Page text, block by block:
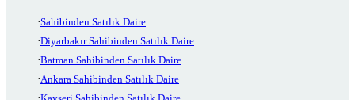
Sahibinden Satılık Daire
Diyarbakır Sahibinden Satılık Daire
Batman Sahibinden Satılık Daire
Ankara Sahibinden Satılık Daire
Kayseri Sahibinden Satılık Daire